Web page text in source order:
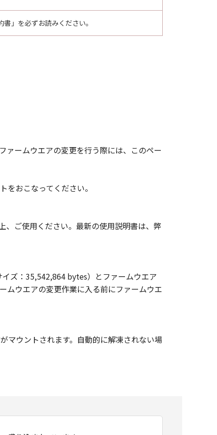
」を必ずお読みください。
ァームウエアの変更を行う際には、このペー
おこなってください。
、ご使用ください。最新の使用説明書は、弊
ズ：35,542,864 bytes）とファームウエア
ムウエアの変更作業に入る前にファームウエ
マウントされます。自動的に解凍されない場